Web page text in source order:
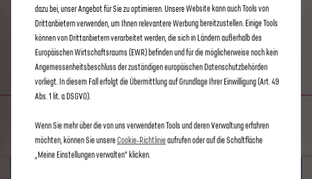
CONNECTED NAVIGATION
PACK
dazu bei, unser Angebot für Sie zu optimieren. Unsere Website kann auch Tools von
Drittanbietern verwenden, um Ihnen relevantere Werbung bereitzustellen. Einige Tools
können von Drittanbietern verarbeitet werden, die sich in Ländern außerhalb des
Europäischen Wirtschaftsraums (EWR) befinden und für die möglicherweise noch kein
Angemessenheitsbeschluss der zuständigen europäischen Datenschutzbehörden
vorliegt. In diesem Fall erfolgt die Übermittlung auf Grundlage Ihrer Einwilligung (Art. 49
Abs. 1 lit. a DSGVO).
Wenn Sie mehr über die von uns verwendeten Tools und deren Verwaltung erfahren
möchten, können Sie unsereCookie‑Richtlinieaufrufen oder auf die Schaltfläche
„Meine Einstellungen verwalten“ klicken.